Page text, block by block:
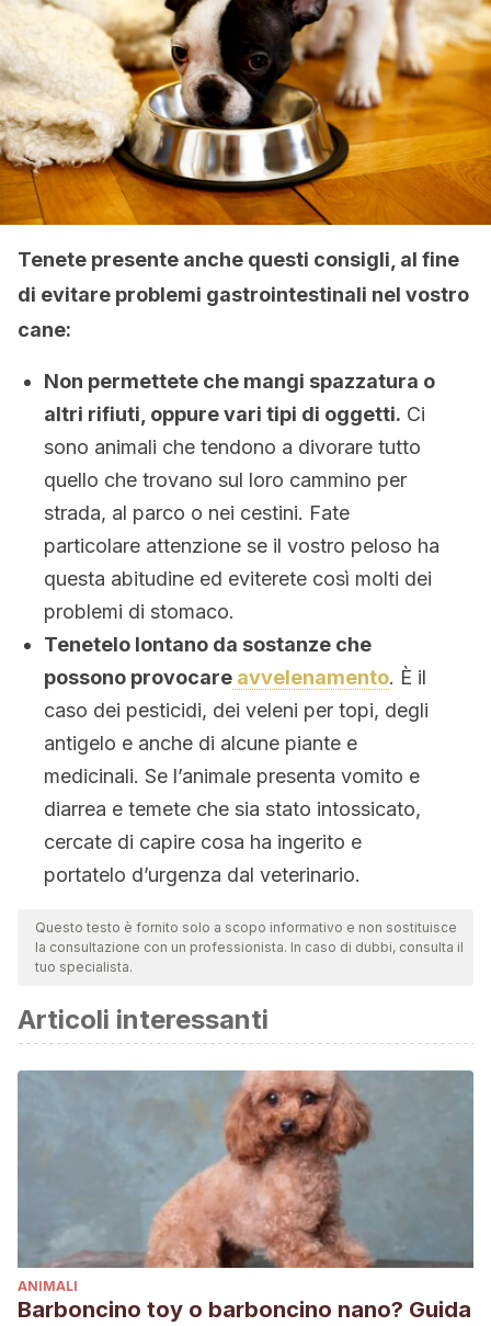
Tenete presente anche questi consigli, al fine
di evitare problemi gastrointestinali nel vostro
cane:
Non permettete che mangi spazzatura o
altri rifiuti, oppure vari tipi di oggetti. Ci
sono animali che tendono a divorare tutto
quello che trovano sul loro cammino per
strada, al parco o nei cestini. Fate
particolare attenzione se il vostro peloso ha
questa abitudine ed eviterete così molti dei
problemi di stomaco.
Tenetelo lontano da sostanze che
possono provocare avvelenamento. È il
caso dei pesticidi, dei veleni per topi, degli
antigelo e anche di alcune piante e
medicinali. Se l’animale presenta vomito e
diarrea e temete che sia stato intossicato,
cercate di capire cosa ha ingerito e
portatelo d’urgenza dal veterinario.
Questo testo è fornito solo a scopo informativo e non sostituisce
la consultazione con un professionista. In caso di dubbi, consulta il
tuo specialista.
Articoli interessanti
ANIMALI
Barboncino toy o barboncino nano? Guida